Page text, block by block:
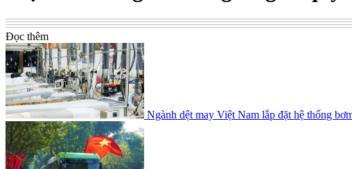
Đọc thêm
Ngành dệt may Việt Nam lắp đặt hệ thống